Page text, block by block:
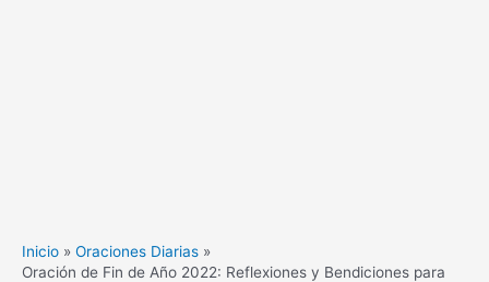
Inicio
Oraciones Diarias
Oración de Fin de Año 2022: Reflexiones y Bendiciones para